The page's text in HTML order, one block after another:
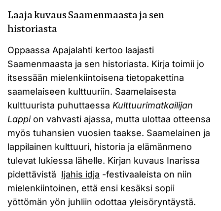
Laaja kuvaus Saamenmaasta ja sen
historiasta
Oppaassa Apajalahti kertoo laajasti
Saamenmaasta ja sen historiasta. Kirja toimii jo
itsessään mielenkiintoisena tietopakettina
saamelaiseen kulttuuriin. Saamelaisesta
kulttuurista puhuttaessa Kulttuurimatkailijan
Lappion vahvasti ajassa, mutta ulottaa otteensa
myös tuhansien vuosien taakse. Saamelainen ja
lappilainen kulttuuri, historia ja elämänmeno
tulevat lukiessa lähelle. Kirjan kuvaus Inarissa
pidettävistä Ijahis idja -festivaaleista on niin
mielenkiintoinen, että ensi kesäksi sopii
yöttömän yön juhliin odottaa yleisöryntäystä.